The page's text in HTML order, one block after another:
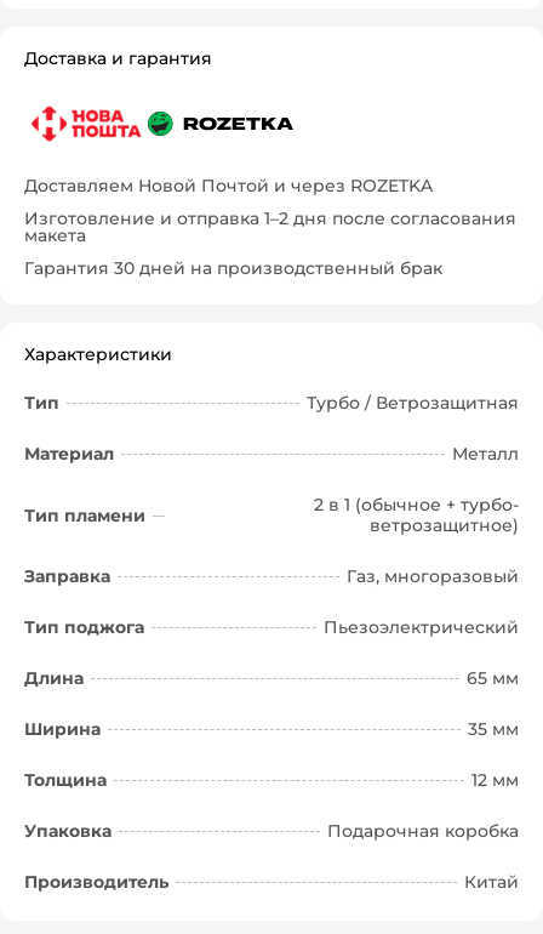
Доставка и гарантия
Доставляем Новой Почтой и через ROZETKA
Изготовление и отправка 1–2 дня после согласования
макета
Гарантия 30 дней на производственный брак
Характеристики
Тип Турбо / Ветрозащитная
Материал Металл
Тип пламени
2 в 1 (обычное + турбо-
ветрозащитное)
Заправка Газ, многоразовый
Тип поджога Пьезоэлектрический
Длина 65 мм
Ширина 35 мм
Толщина 12 мм
Упаковка Подарочная коробка
Производитель Китай